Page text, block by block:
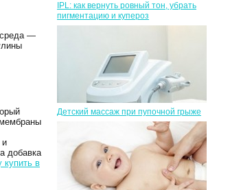
—
и
добавка
купить в
IPL: как вернуть ровный тон, убрать
пигментацию и купероз
Детский массаж при пупочной грыже